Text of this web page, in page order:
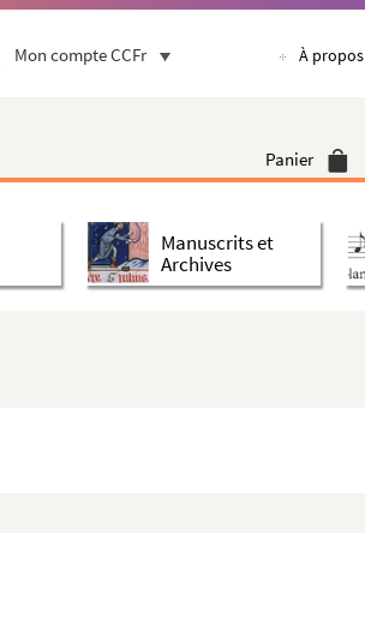
Mon compte CCFr À propos
Panier
Manuscrits et
Archives